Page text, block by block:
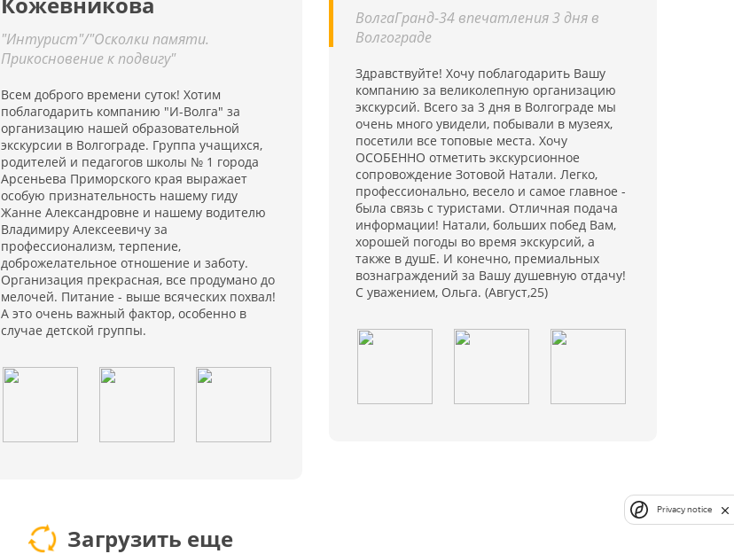
"Интурист"/"Осколки памяти.
Прикосновение к подвигу"
Всем доброго времени суток! Хотим
поблагодарить компанию "И-Волга" за
организацию нашей образовательной
экскурсии в Волгограде. Группа учащихся,
родителей и педагогов школы № 1 города
Арсеньева Приморского края выражает
особую признательность нашему гиду
Жанне Александровне и нашему водителю
Владимиру Алексеевичу за
профессионализм, терпение,
доброжелательное отношение и заботу.
Организация прекрасная, все продумано до
мелочей. Питание - выше всяческих похвал!
А это очень важный фактор, особенно в
случае детской группы.
ВолгаГранд-34 впечатления 3 дня в
Волгограде
Здравствуйте! Хочу поблагодарить Вашу
компанию за великолепную организацию
экскурсий. Всего за 3 дня в Волгограде мы
очень много увидели, побывали в музеях,
посетили все топовые места. Хочу
ОСОБЕННО отметить экскурсионное
сопровождение Зотовой Натали. Легко,
профессионально, весело и самое главное -
была связь с туристами. Отличная подача
информации! Натали, больших побед Вам,
хорошей погоды во время экскурсий, а
также в душЕ. И конечно, премиальных
вознаграждений за Вашу душевную отдачу!
С уважением, Ольга. (Август,25)
Загрузить еще
Privacy notice